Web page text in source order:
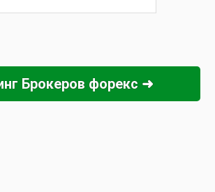
Брокеров форекс ➜